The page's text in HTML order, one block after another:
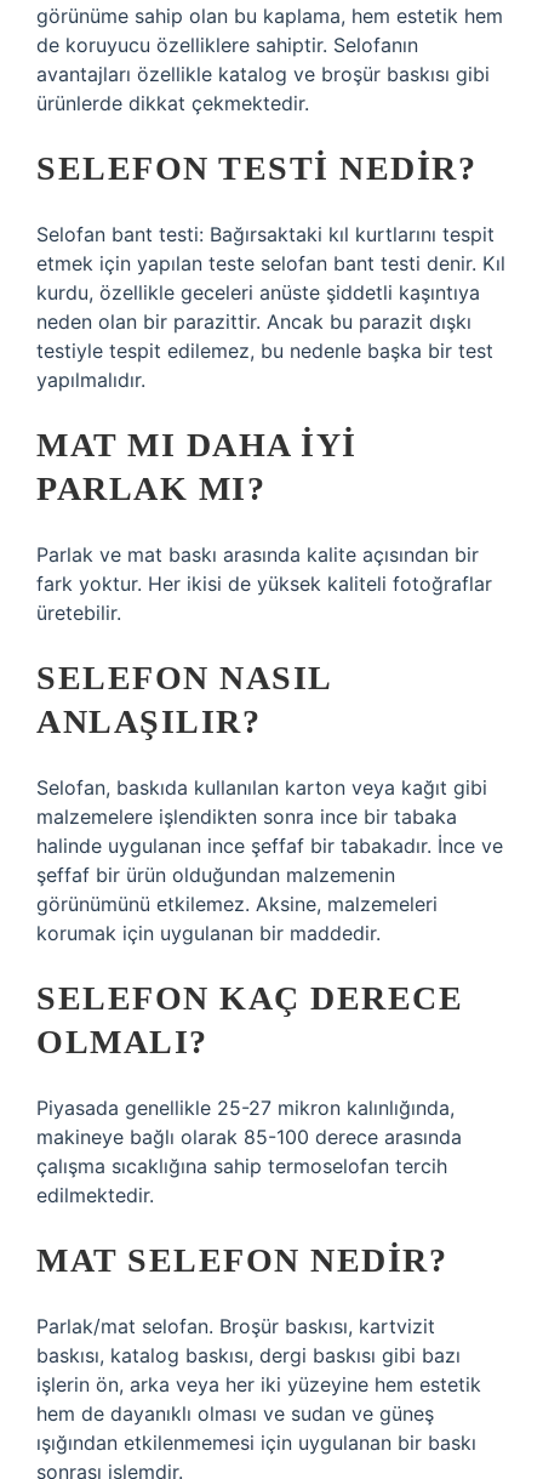
görünüme sahip olan bu kaplama, hem estetik hem
de koruyucu özelliklere sahiptir. Selofanın
avantajları özellikle katalog ve broşür baskısı gibi
ürünlerde dikkat çekmektedir.
SELEFON TESTI NEDIR?
Selofan bant testi: Bağırsaktaki kıl kurtlarını tespit
etmek için yapılan teste selofan bant testi denir. Kıl
kurdu, özellikle geceleri anüste şiddetli kaşıntıya
neden olan bir parazittir. Ancak bu parazit dışkı
testiyle tespit edilemez, bu nedenle başka bir test
yapılmalıdır.
MAT MI DAHA IYI
PARLAK MI?
Parlak ve mat baskı arasında kalite açısından bir
fark yoktur. Her ikisi de yüksek kaliteli fotoğraflar
üretebilir.
SELEFON NASIL
ANLAŞILIR?
Selofan, baskıda kullanılan karton veya kağıt gibi
malzemelere işlendikten sonra ince bir tabaka
halinde uygulanan ince şeffaf bir tabakadır. İnce ve
şeffaf bir ürün olduğundan malzemenin
görünümünü etkilemez. Aksine, malzemeleri
korumak için uygulanan bir maddedir.
SELEFON KAÇ DERECE
OLMALI?
Piyasada genellikle 25-27 mikron kalınlığında,
makineye bağlı olarak 85-100 derece arasında
çalışma sıcaklığına sahip termoselofan tercih
edilmektedir.
MAT SELEFON NEDIR?
Parlak/mat selofan. Broşür baskısı, kartvizit
baskısı, katalog baskısı, dergi baskısı gibi bazı
işlerin ön, arka veya her iki yüzeyine hem estetik
hem de dayanıklı olması ve sudan ve güneş
ışığından etkilenmemesi için uygulanan bir baskı
sonrası işlemdir.